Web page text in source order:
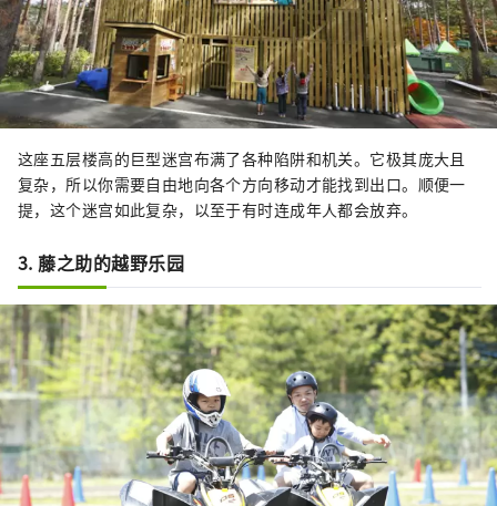
这座五层楼高的巨型迷宫布满了各种陷阱和机关。它极其庞大且
复杂，所以你需要自由地向各个方向移动才能找到出口。顺便一
提，这个迷宫如此复杂，以至于有时连成年人都会放弃。
3. 藤之助的越野乐园